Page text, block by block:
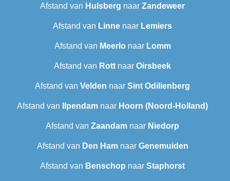
Afstand van Hulsberg naar Zandeweer
Afstand van Linne naar Lemiers
Afstand van Meerlo naar Lomm
Afstand van Rott naar Oirsbeek
Afstand van Velden naar Sint Odilienberg
Afstand van Ilpendam naar Hoorn (Noord-Holland)
Afstand van Zaandam naar Niedorp
Afstand van Den Hamnaar Genemuiden
Afstand van Benschop naar Staphorst